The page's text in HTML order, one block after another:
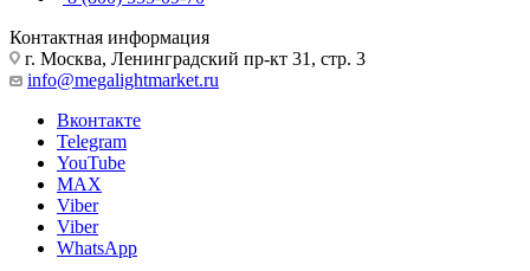
Контактная информация
г. Москва, Ленинградский пр-кт 31, стр. 3
info@megalightmarket.ru
Вконтакте
Telegram
YouTube
MAX
Viber
Viber
WhatsApp